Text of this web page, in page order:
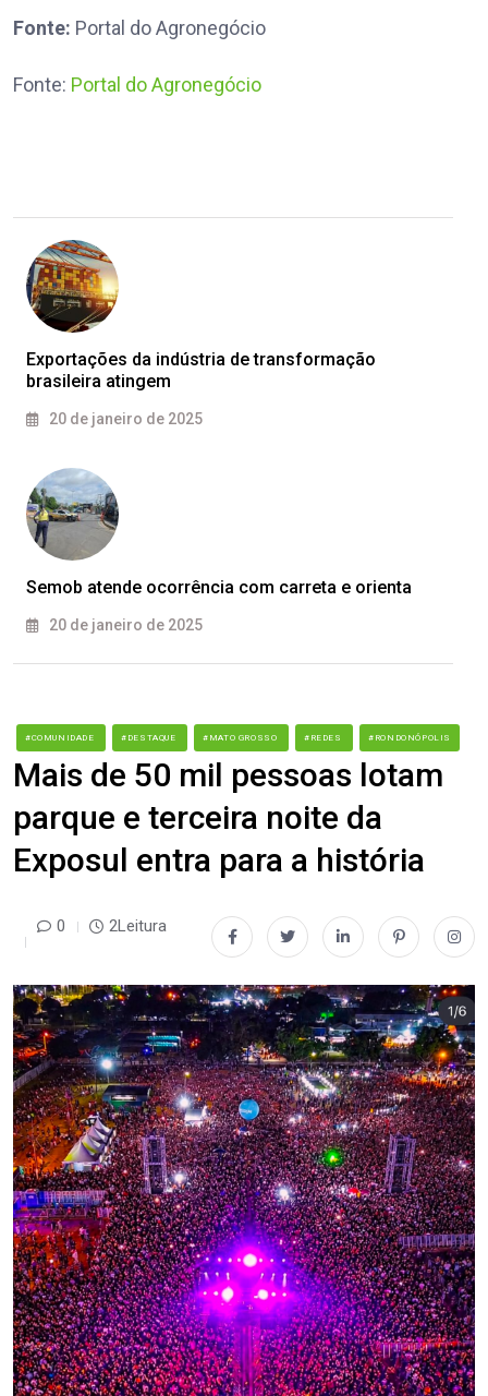
Fonte: Portal do Agronegócio
Fonte: Portal do Agronegócio
Exportações da indústria de transformação
brasileira atingem
20 de janeiro de 2025
Semob atende ocorrência com carreta e orienta
20 de janeiro de 2025
#COMUNIDADE #DESTAQUE #MATO GROSSO #REDES #RONDONÓPOLIS
Mais de 50 mil pessoas lotam
parque e terceira noite da
Exposul entra para a história
0 2Leitura